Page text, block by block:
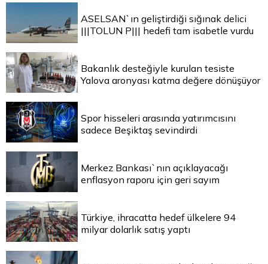
ASELSAN`ın geliştirdiği sığınak delici
|||TOLUN P||| hedefi tam isabetle vurdu
Bakanlık desteğiyle kurulan tesiste
Yalova aronyası katma değere dönüşüyor
Spor hisseleri arasında yatırımcısını
sadece Beşiktaş sevindirdi
Merkez Bankası`nın açıklayacağı
enflasyon raporu için geri sayım
Türkiye, ihracatta hedef ülkelere 94
milyar dolarlık satış yaptı